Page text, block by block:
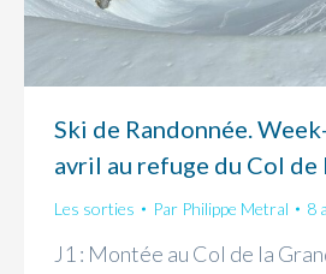
Ski de Randonnée.
avril au refuge du Col de
Les sorties Par Philippe Metral 8
J1 : Montée au Col de la